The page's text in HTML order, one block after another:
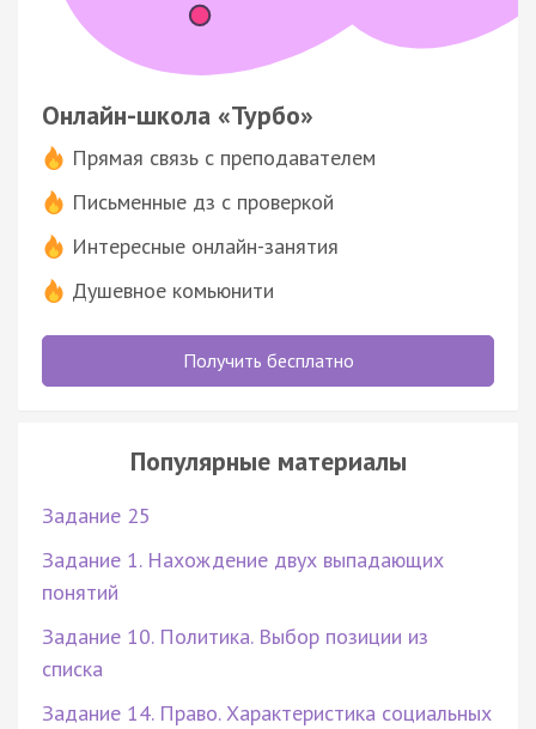
Онлайн-школа «Турбо»
Прямая связь с преподавателем
Письменные дз с проверкой
Интересные онлайн-занятия
Душевное комьюнити
Получить бесплатно
Популярные материалы
Задание 25
Задание 1. Нахождение двух выпадающих
понятий
Задание 10. Политика. Выбор позиции из
списка
Задание 14. Право. Характеристика социальных